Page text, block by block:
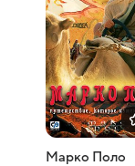
Марко Поло